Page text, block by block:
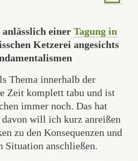
einer Tagung in
Ketzerei angesichts
Thema innerhalb der
Zeit komplett tabu und ist
immer noch. Das hat
will ich kurz anreißen
zu den Konsequenzen und
Situation anschließen.